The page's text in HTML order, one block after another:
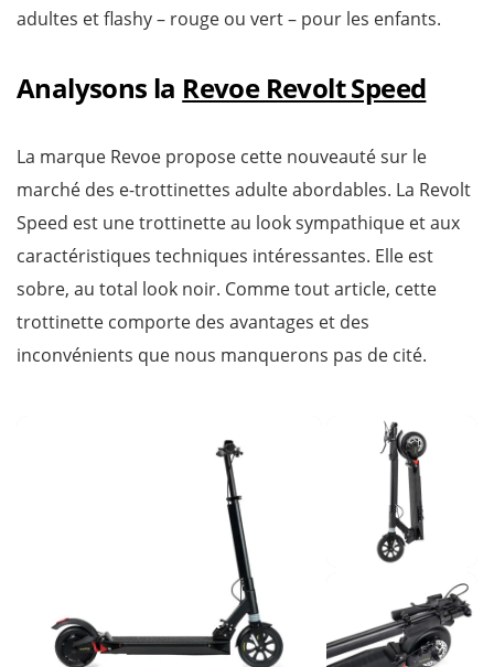
adultes et flashy – rouge ou vert – pour les enfants.
Analysons la Revoe Revolt Speed
La marque Revoe propose cette nouveauté sur le
marché des e-trottinettes adulte abordables. La Revolt
Speed est une trottinette au look sympathique et aux
caractéristiques techniques intéressantes. Elle est
sobre, au total look noir. Comme tout article, cette
trottinette comporte des avantages et des
inconvénients que nous manquerons pas de cité.